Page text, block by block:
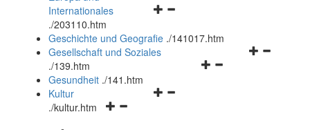
Navigationsmenü
und
schließen
Internationales
./203110.htm
Geschichte und Geografie ./141017.htm
Navigationsmenü
Gesellschaft und Soziales
./139.htm
Navigationsmenü
Gesundheit ./141.htm
Navigationsmenü
Kultur
./kultur.htm